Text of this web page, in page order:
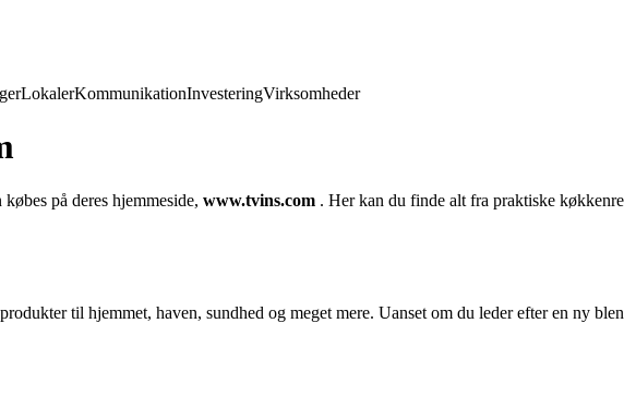
LokalerKommunikationInvesteringVirksomheder
på deres hjemmeside, www.tvins.com . Her kan du finde alt fra praktiske
til hjemmet, haven, sundhed og meget mere. Uanset om du leder efter en ny